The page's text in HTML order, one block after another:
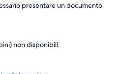
presentare un documento
non disponibili.